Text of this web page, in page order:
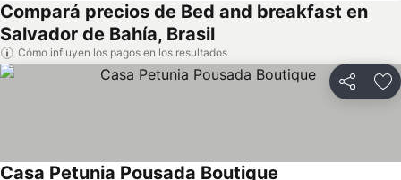
Compará precios de Bed and breakfast en
Salvador de Bahía, Brasil
Cómo influyen los pagos en los resultados
Compartir
Casa Petunia Pousada Boutique